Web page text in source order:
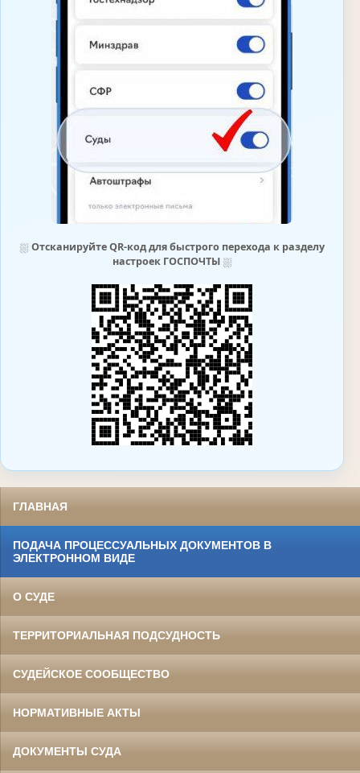
⛆ Отсканируйте QR-код для быстрого перехода к разделу
настроек ГОСПОЧТЫ⛆
ГЛАВНАЯ
ПОДАЧА ПРОЦЕССУАЛЬНЫХ ДОКУМЕНТОВ В
ЭЛЕКТРОННОМ ВИДЕ
О СУДЕ
ТЕРРИТОРИАЛЬНАЯ ПОДСУДНОСТЬ
СУДЕЙСКОЕ СООБЩЕСТВО
НОРМАТИВНЫЕ АКТЫ
ДОКУМЕНТЫ СУДА